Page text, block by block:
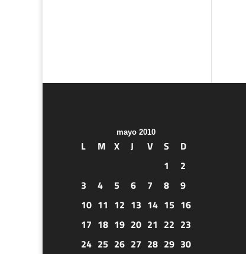
mayo 2010
L M X J V S
D
1
2
3
4 5 6 7 8
9
10 11 12 13 14 15 16
17 18 19 20 21 22 23
24 25 26 27 28 29 30